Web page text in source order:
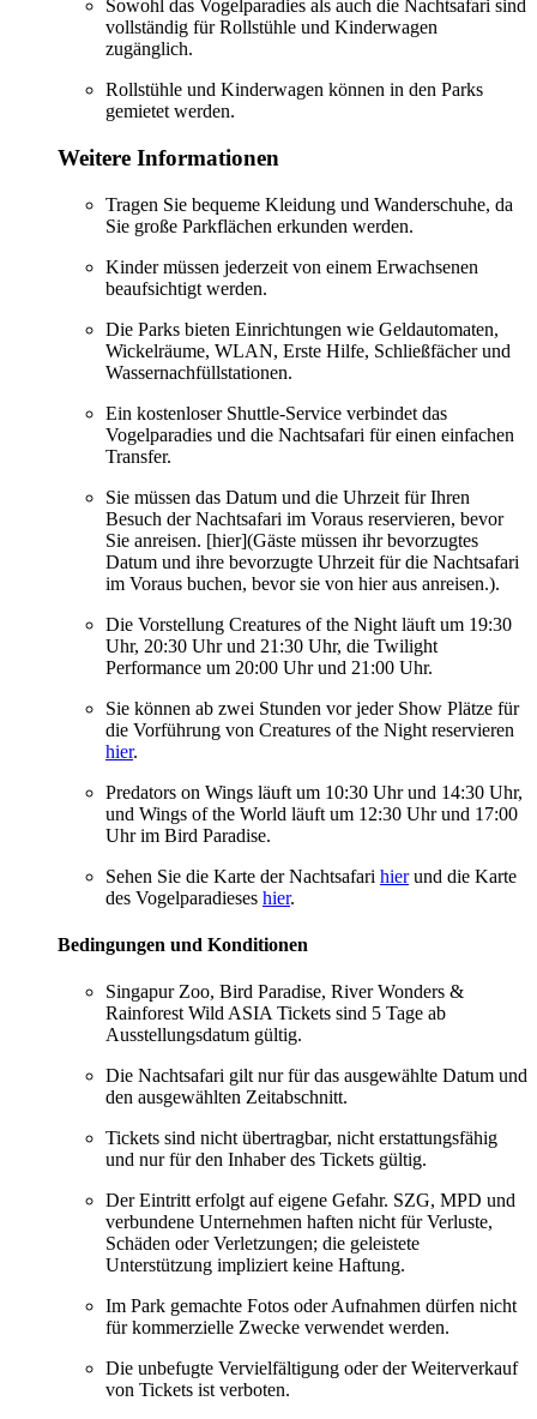
Sowohl das Vogelparadies als auch die Nachtsafari sind
vollständig für Rollstühle und Kinderwagen
zugänglich.
Rollstühle und Kinderwagen können in den Parks
gemietet werden.
Weitere Informationen
Tragen Sie bequeme Kleidung und Wanderschuhe, da
Sie große Parkflächen erkunden werden.
Kinder müssen jederzeit von einem Erwachsenen
beaufsichtigt werden.
Die Parks bieten Einrichtungen wie Geldautomaten,
Wickelräume, WLAN, Erste Hilfe, Schließfächer und
Wassernachfüllstationen.
Ein kostenloser Shuttle-Service verbindet das
Vogelparadies und die Nachtsafari für einen einfachen
Transfer.
Sie müssen das Datum und die Uhrzeit für Ihren
Besuch der Nachtsafari im Voraus reservieren, bevor
Sie anreisen. [hier](Gäste müssen ihr bevorzugtes
Datum und ihre bevorzugte Uhrzeit für die Nachtsafari
im Voraus buchen, bevor sie von hier aus anreisen.).
Die Vorstellung Creatures of the Night läuft um 19:30
Uhr, 20:30 Uhr und 21:30 Uhr, die Twilight
Performance um 20:00 Uhr und 21:00 Uhr.
Sie können ab zwei Stunden vor jeder Show Plätze für
die Vorführung von Creatures of the Night reservieren
hier.
Predators on Wings läuft um 10:30 Uhr und 14:30 Uhr,
und Wings of the World läuft um 12:30 Uhr und 17:00
Uhr im Bird Paradise.
Sehen Sie die Karte der Nachtsafari hierund die Karte
des Vogelparadieses hier.
Bedingungen und Konditionen
Singapur Zoo, Bird Paradise, River Wonders &
Rainforest Wild ASIA Tickets sind 5 Tage ab
Ausstellungsdatum gültig.
Die Nachtsafari gilt nur für das ausgewählte Datum und
den ausgewählten Zeitabschnitt.
Tickets sind nicht übertragbar, nicht erstattungsfähig
und nur für den Inhaber des Tickets gültig.
Der Eintritt erfolgt auf eigene Gefahr. SZG, MPD und
verbundene Unternehmen haften nicht für Verluste,
Schäden oder Verletzungen; die geleistete
Unterstützung impliziert keine Haftung.
Im Park gemachte Fotos oder Aufnahmen dürfen nicht
für kommerzielle Zwecke verwendet werden.
Die unbefugte Vervielfältigung oder der Weiterverkauf
von Tickets ist verboten.